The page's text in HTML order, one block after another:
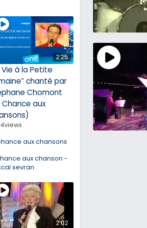
2:25
Vie à la Petite
chanté par
Chomont
Chance aux
views
aux chansons
aux chanson -
sevran
2:02